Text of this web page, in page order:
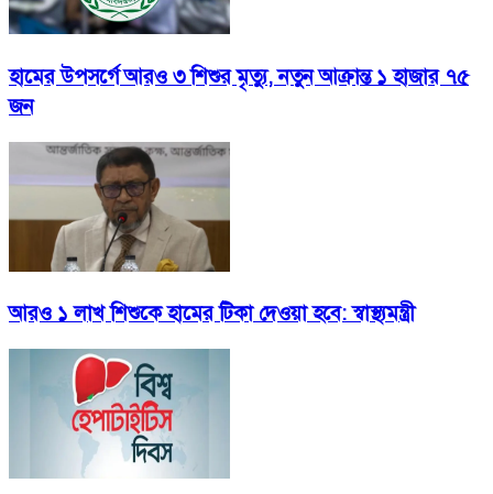
হামের উপসর্গে আরও ৩ শিশুর মৃত্যু, নতুন আক্রান্ত ১ হাজার ৭৫
জন
আরও ১ লাখ শিশুকে হামের টিকা দেওয়া হবে: স্বাস্থ্যমন্ত্রী